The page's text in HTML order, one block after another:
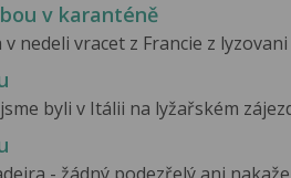
v karanténě
nedeli vracet z Francie z lyzovani
byli v Itálii na lyžařském